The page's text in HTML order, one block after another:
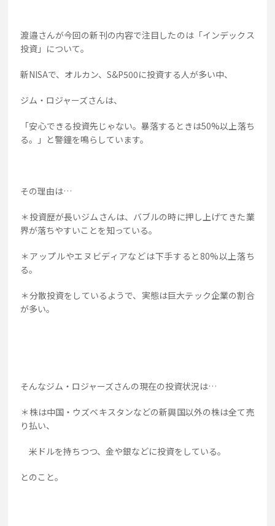
渡邉さんが今回の新刊の内容で注目したのは「インデックス
投資」について。
新NISAで、オルカン、S&P500に投資する人が多い中、
ジム・ロジャーズさんは、
「安心できる投資先じゃない。暴落するときは50%以上落ち
る。」と警鐘を鳴らしています。
その理由は…
＊投資歴が長いジムさんは、バブルの時に押し上げてきた業
界が落ちやすいことを知っている。
＊アップルやエヌビディアなどは下手すると80%以上落ち
る。
＊分散投資をしているようで、実態は巨大テック企業の割合
が多い。
そんなジム・ロジャーズさんの現在の投資状況は…
＊株は中国・ウズベキスタンなどの新興国以外の株は全て売
り払い、
米ドルを持ちつつ、金や銀などに投資をしている。
とのこと。